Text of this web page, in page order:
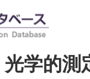
学的測